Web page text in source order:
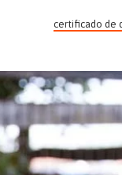
certificado de